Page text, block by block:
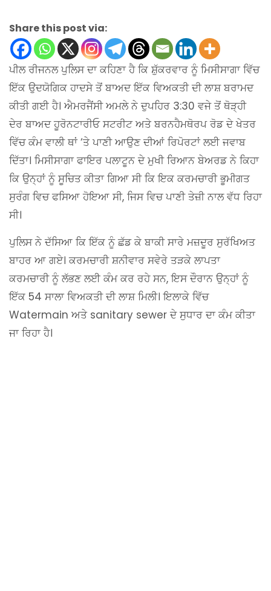
Share this post via:
ਪੀਲ ਰੀਜਨਲ ਪੁਲਿਸ ਦਾ ਕਹਿਣਾ ਹੈ ਕਿ ਸ਼ੁੱਕਰਵਾਰ ਨੂੰ ਮਿਸੀਸਾਗਾ ਵਿੱਚ
ਇੱਕ ਉਦਯੋਗਿਕ ਹਾਦਸੇ ਤੋਂ ਬਾਅਦ ਇੱਕ ਵਿਅਕਤੀ ਦੀ ਲਾਸ਼ ਬਰਾਮਦ
ਕੀਤੀ ਗਈ ਹੈ। ਐਮਰਜੈਂਸੀ ਅਮਲੇ ਨੇ ਦੁਪਹਿਰ 3:30 ਵਜੇ ਤੋਂ ਥੋੜ੍ਹੀ
ਦੇਰ ਬਾਅਦ ਹੂਰੋਨਟਾਰੀਓ ਸਟਰੀਟ ਅਤੇ ਬਰਨਹੈਮਥੋਰਪ ਰੋਡ ਦੇ ਖੇਤਰ
ਵਿੱਚ ਕੰਮ ਵਾਲੀ ਥਾਂ ‘ਤੇ ਪਾਣੀ ਆਉਣ ਦੀਆਂ ਰਿਪੋਰਟਾਂ ਲਈ ਜਵਾਬ
ਦਿੱਤਾ। ਮਿਸੀਸਾਗਾ ਫਾਇਰ ਪਲਾਟੂਨ ਦੇ ਮੁਖੀ ਰਿਆਨ ਬੇਅਰਡ ਨੇ ਕਿਹਾ
ਕਿ ਉਨ੍ਹਾਂ ਨੂੰ ਸੂਚਿਤ ਕੀਤਾ ਗਿਆ ਸੀ ਕਿ ਇਕ ਕਰਮਚਾਰੀ ਭੂਮੀਗਤ
ਸੁਰੰਗ ਵਿਚ ਫਸਿਆ ਹੋਇਆ ਸੀ, ਜਿਸ ਵਿਚ ਪਾਣੀ ਤੇਜ਼ੀ ਨਾਲ ਵੱਧ ਰਿਹਾ
ਸੀ।
ਪੁਲਿਸ ਨੇ ਦੱਸਿਆ ਕਿ ਇੱਕ ਨੂੰ ਛੱਡ ਕੇ ਬਾਕੀ ਸਾਰੇ ਮਜ਼ਦੂਰ ਸੁਰੱਖਿਅਤ
ਬਾਹਰ ਆ ਗਏ। ਕਰਮਚਾਰੀ ਸ਼ਨੀਵਾਰ ਸਵੇਰੇ ਤੜਕੇ ਲਾਪਤਾ
ਕਰਮਚਾਰੀ ਨੂੰ ਲੱਭਣ ਲਈ ਕੰਮ ਕਰ ਰਹੇ ਸਨ, ਇਸ ਦੌਰਾਨ ਉਨ੍ਹਾਂ ਨੂੰ
ਇੱਕ 54 ਸਾਲਾ ਵਿਅਕਤੀ ਦੀ ਲਾਸ਼ ਮਿਲੀ। ਇਲਾਕੇ ਵਿੱਚ
Watermain ਅਤੇ sanitary sewer ਦੇ ਸੁਧਾਰ ਦਾ ਕੰਮ ਕੀਤਾ
ਜਾ ਰਿਹਾ ਹੈ।